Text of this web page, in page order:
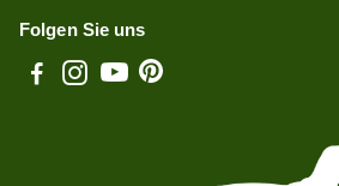
Folgen Sie uns